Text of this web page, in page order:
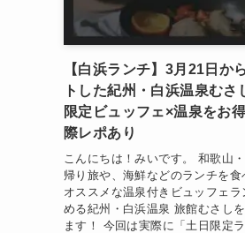
【白浜ランチ】3月21日か
トした紀州・白浜温泉むさ
限定ビュッフェ×温泉をお
際レポあり
こんにちは！みいです。 和歌山
帰り旅や、海鮮などのランチを食
オススメな温泉付きビュッフェラ
める紀州・白浜温泉 旅館むさし
ます！ 今回は実際に「土日限定